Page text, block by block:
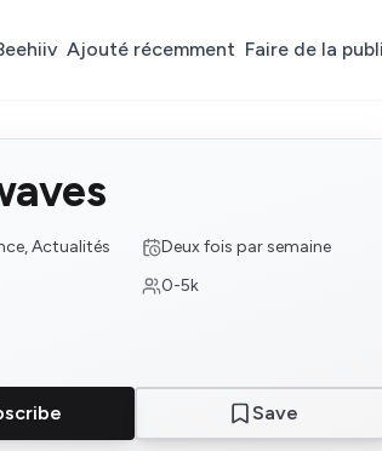
Ajouté récemment Faire de la
Actualités
Deux fois par semaine
0-5k
Save